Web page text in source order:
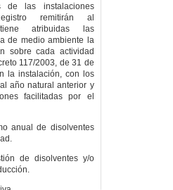
de las instalaciones
remitirán al
atribuidas las
de medio ambiente la
sobre cada actividad
117/2003, de 31 de
la instalación, con los
año natural anterior y
facilitadas por el
anual de disolventes
de disolventes y/o